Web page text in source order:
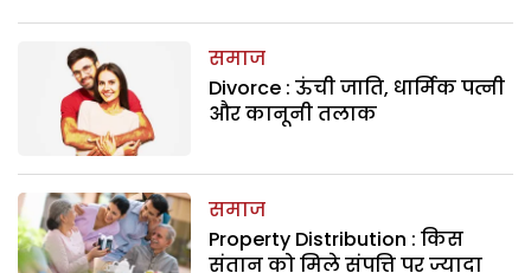
समाज
Divorce : ऊंची जाति, धार्मिक पत्नी
और कानूनी तलाक
समाज
Property Distribution : किस
संतान को मिले संपत्ति पर ज्यादा